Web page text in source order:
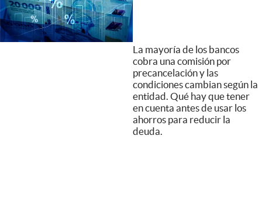
La mayoría de los bancos
cobra una comisión por
precancelación y las
condiciones cambian según la
entidad. Qué hay que tener
en cuenta antes de usar los
ahorros para reducir la
deuda.